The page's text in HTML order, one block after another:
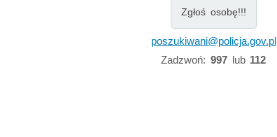
Zgłoś osobę!!!
poszukiwani@policja.gov.pl
Zadzwoń: 997lub 112